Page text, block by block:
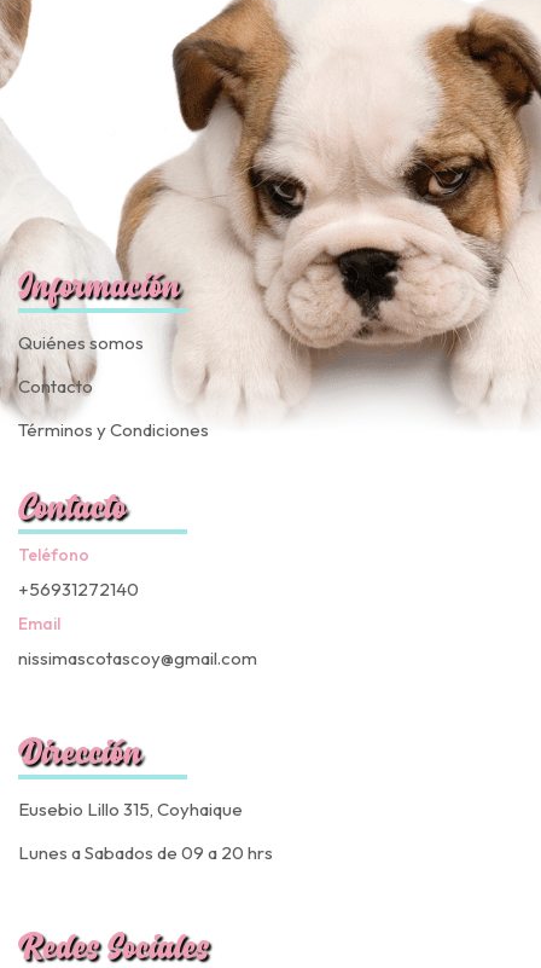
Información
Quiénes somos
Contacto
Términos y Condiciones
Contacto
Teléfono
+56931272140
Email
nissimascotascoy@gmail.com
Dirección
Eusebio Lillo 315, Coyhaique
Lunes a Sabados de 09 a 20 hrs
Redes Sociales